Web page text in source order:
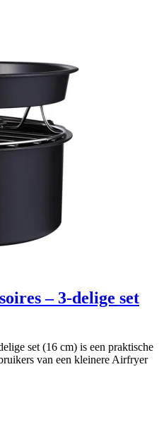
– 3-delige set
set (16 cm) is een praktische
van een kleinere Airfryer